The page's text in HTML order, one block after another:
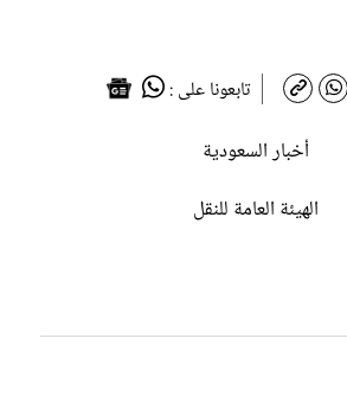
تابعونا على :
أخبار السعودية
الهيئة العامة للنقل